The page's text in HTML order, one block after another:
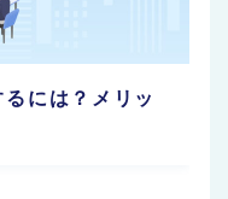
には？メリッ